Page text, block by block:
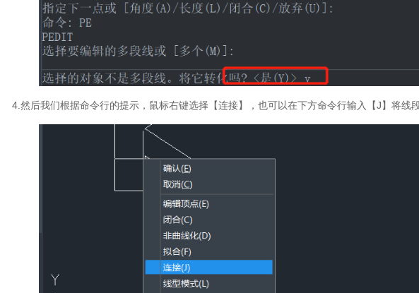
4.然后我们根据命令行的提示，鼠标右键选择【连接】，也可以在下方命令行输入【J】将线